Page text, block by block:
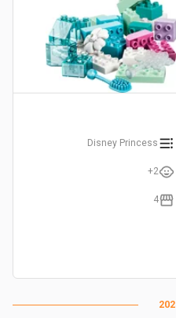
Disney Princess
2+
4